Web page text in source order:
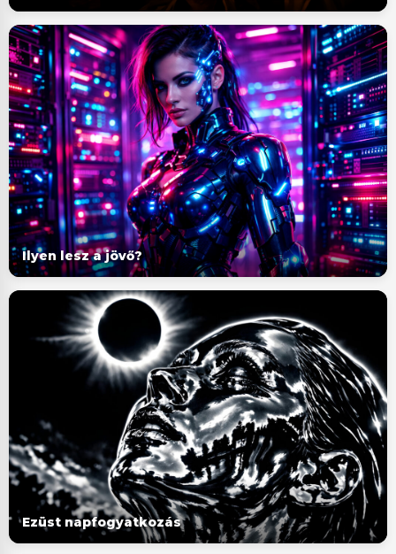
Ilyen lesz a jövő?
Ezüst napfogyatkozás